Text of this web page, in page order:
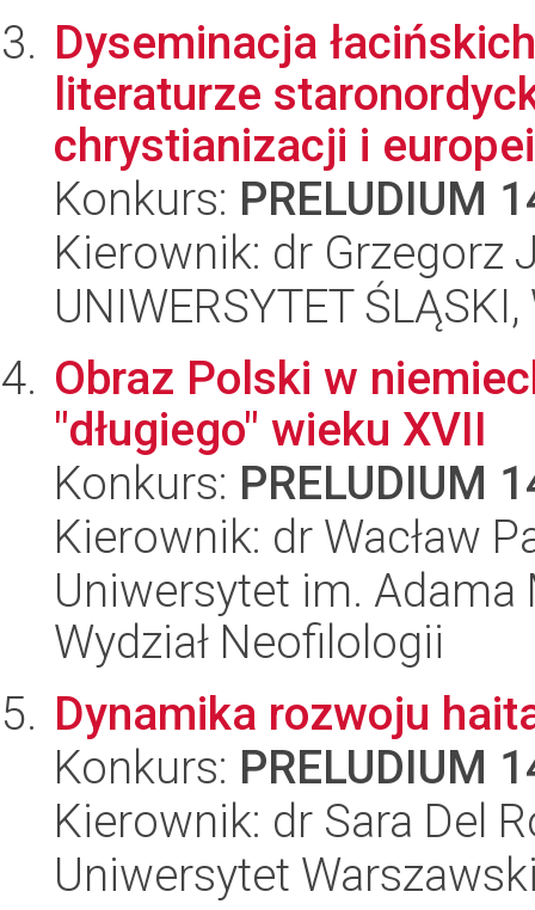
Dyseminacja
literaturze
chrystianizacji i
Konkurs: PRELUDIUM
Kierownik: dr Grzegorz
UNIWERSYTET
Obraz Polski w
"długiego" wieku XVII
Konkurs: PRELUDIUM
Kierownik: dr Wacław
Uniwersytet im.
Wydział Neofilologii
Dynamika rozwoju
Konkurs: PRELUDIUM
Kierownik: dr Sara Del
Uniwersytet